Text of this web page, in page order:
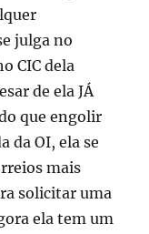
julga no
CIC dela
de ela JÁ
que engolir
da OI, ela se
mais
solicitar uma
ela tem um